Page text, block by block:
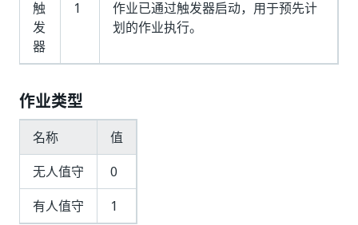
触
发
器
1
作业已通过触发器启动，用于预先计
划的作业执行。
作业类型
名称
值
无人值守
0
有人值守
1